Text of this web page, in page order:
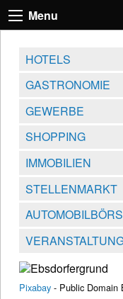
Menu
HOTELS
GASTRONOMIE
GEWERBE
SHOPPING
IMMOBILIEN
STELLENMARKT
Pixabay - Public Domain